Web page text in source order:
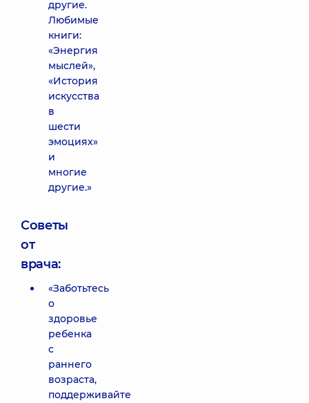
другие.
Любимые
книги:
«Энергия
мыслей»,
«История
искусства
в
шести
эмоциях»
и
многие
другие.»
Советы
от
врача:
«Заботьтесь
о
здоровье
ребенка
с
раннего
возраста,
поддерживайте